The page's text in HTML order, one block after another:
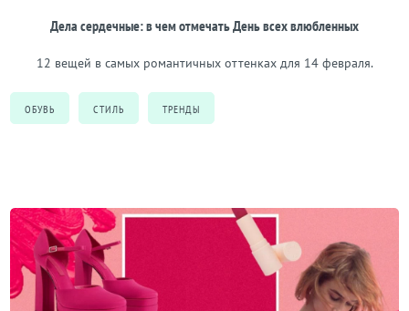
Дела сердечные: в чем отмечать День всех влюбленных
12 вещей в самых романтичных оттенках для 14 февраля.
ОБУВЬ СТИЛЬ ТРЕНДЫ